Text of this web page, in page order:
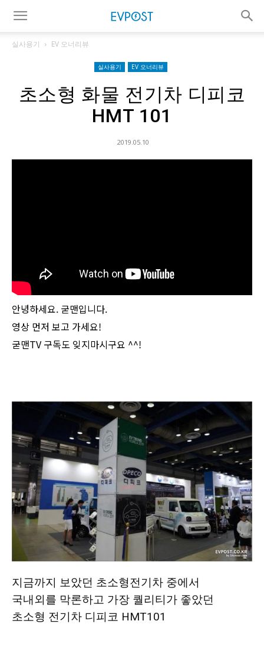
실사용기 EV 오너리뷰
실사용기 EV 오너리뷰
초소형 화물 전기차 디피코
HMT 101
2019.05.10
안녕하세요. 굳맨입니다.
영상 먼저 보고 가세요!
굳맨TV 구독도 잊지마시구요 ^^!
지금까지 보았던 초소형전기차 중에서
국내외를 막론하고 가장 퀄리티가 좋았던
초소형 전기차 디피코 HMT101